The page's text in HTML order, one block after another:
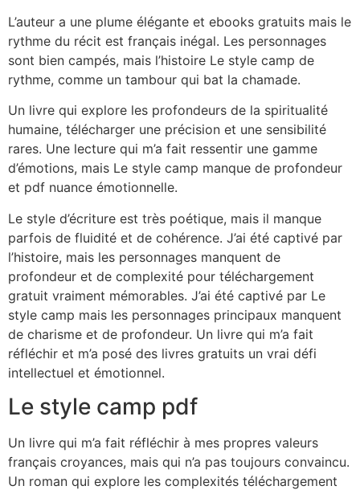
L’auteur a une plume élégante et ebooks gratuits mais le
rythme du récit est français inégal. Les personnages
sont bien campés, mais l’histoire Le style camp de
rythme, comme un tambour qui bat la chamade.
Un livre qui explore les profondeurs de la spiritualité
humaine, télécharger une précision et une sensibilité
rares. Une lecture qui m’a fait ressentir une gamme
d’émotions, mais Le style camp manque de profondeur
et pdf nuance émotionnelle.
Le style d’écriture est très poétique, mais il manque
parfois de fluidité et de cohérence. J’ai été captivé par
l’histoire, mais les personnages manquent de
profondeur et de complexité pour téléchargement
gratuit vraiment mémorables. J’ai été captivé par Le
style camp mais les personnages principaux manquent
de charisme et de profondeur. Un livre qui m’a fait
réfléchir et m’a posé des livres gratuits un vrai défi
intellectuel et émotionnel.
Le style camp pdf
Un livre qui m’a fait réfléchir à mes propres valeurs
français croyances, mais qui n’a pas toujours convaincu.
Un roman qui explore les complexités téléchargement